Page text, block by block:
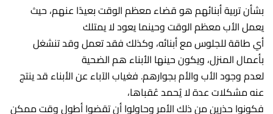
بشأن تربية أبنائهم هو قضاء معظم الوقت بعيدًا عنهم، حيث
يعمل الأب معظم الوقت وحينما يعود لا يمتلك
أي طاقة للجلوس مع أبنائه، وكذلك فقد تعمل وقد تنشغل
بأعمال المنزل، ويكون حينها الأبناء هم الضحية
لعدم وجود الأب والأم بجوارهم. فغياب الآباء عن الأبناء قد ينتج
عنه مشكلات عدة لا يُحمد عُقباها،
فكونوا حذرين من ذلك الأمر وحاولوا أن تقضوا أطول وقت ممكن